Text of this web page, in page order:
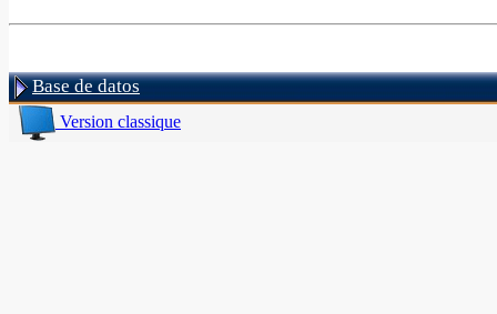
Base de datos
Version classique